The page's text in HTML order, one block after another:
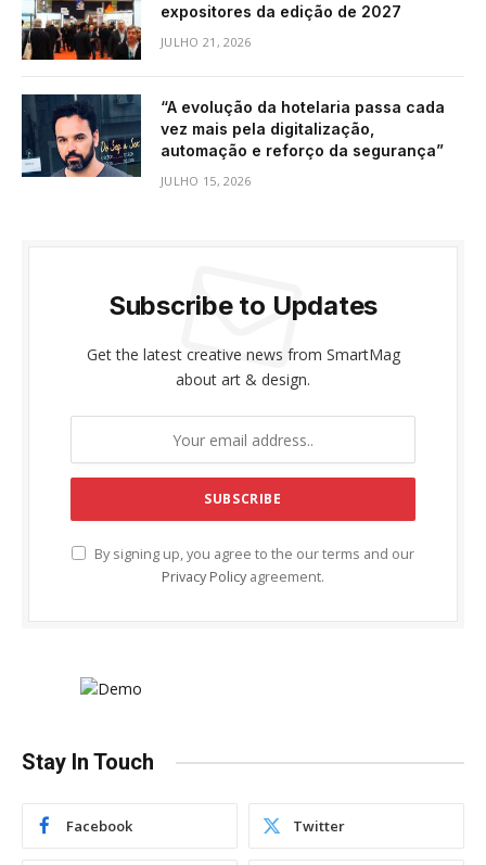
expositores da edição de 2027
JULHO 21, 2026
“A evolução da hotelaria passa cada
vez mais pela digitalização,
automação e reforço da segurança”
JULHO 15, 2026
Subscribe to Updates
Get the latest creative news from SmartMag
about art & design.
By signing up, you agree to the our terms and our
Privacy Policy agreement.
Stay In Touch
Facebook Twitter